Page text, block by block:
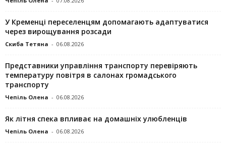
У Кременці переселенцям допомагають адаптуватися
через вирощування розсади
Скиба Тетяна - 06.08.2026
Представники управління транспорту перевіряють
температуру повітря в салонах громадського
транспорту
Чепіль Олена - 06.08.2026
Як літня спека впливає на домашніх улюбленців
Чепіль Олена - 06.08.2026